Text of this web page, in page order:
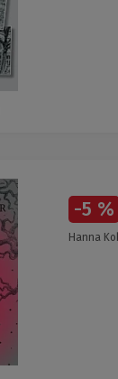
-5 %
Hanna